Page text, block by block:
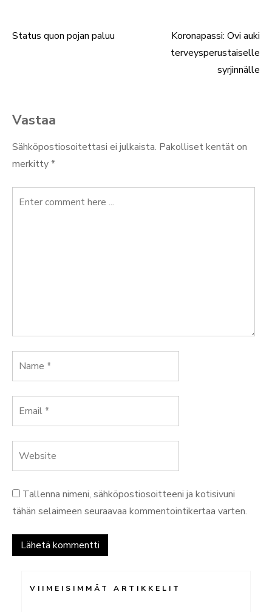
Artikkelien
Status quon pojan paluu
Koronapassi: Ovi auki
terveysperustaiselle
syrjinnälle
Vastaa
Sähköpostiosoitettasi ei julkaista. Pakolliset kentät on
merkitty*
Tallenna nimeni, sähköpostiosoitteeni ja kotisivuni
tähän selaimeen seuraavaa kommentointikertaa varten.
VIIMEISIMMÄT ARTIKKELIT